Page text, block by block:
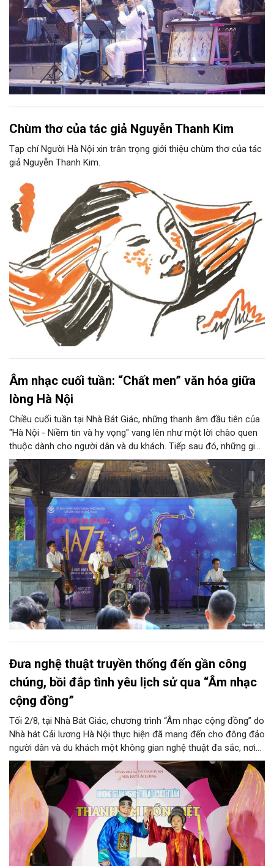
Chùm thơ của tác giả Nguyễn Thanh Kim
Tạp chí Người Hà Nội xin trân trọng giới thiệu chùm thơ của tác
giả Nguyễn Thanh Kim.
Âm nhạc cuối tuần: “Chất men” văn hóa giữa
lòng Hà Nội
Chiều cuối tuần tại Nhà Bát Giác, những thanh âm đầu tiên của
"Hà Nội - Niềm tin và hy vọng" vang lên như một lời chào quen
thuộc dành cho người dân và du khách. Tiếp sau đó, những giai
điệu jazz kinh điển của thế giới lần lượt cất lên qua phần biểu
diễn của NSƯT Quyền Văn Minh và các nghệ sĩ Bình Minh Jazz
Club, mở ra một không gian âm nhạc giàu cảm xúc ngay giữa
trung tâm Thủ đô.
Đưa nghệ thuật truyền thống đến gần công
chúng, bồi đắp tình yêu lịch sử qua “Âm nhạc
cộng đồng”
Tối 2/8, tại Nhà Bát Giác, chương trình “Âm nhạc cộng đồng” do
Nhà hát Cải lương Hà Nội thực hiện đã mang đến cho đông đảo
người dân và du khách một không gian nghệ thuật đa sắc, nơi
những làn điệu cải lương, ca cổ, tân cổ và các tiết mục múa
hòa quyện trong không gian của phố đi bộ hồ Hoàn Kiếm. Đặc
biệt, chương trình có sự giao lưu của các nghệ sĩ đến từ
phương Nam, góp phần tạo nên cuộc gặp gỡ nghệ thuật giàu
cảm xúc.